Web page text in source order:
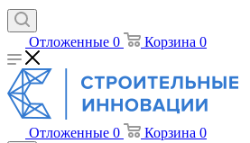
Отложенные 0 Корзина 0
Отложенные 0 Корзина 0